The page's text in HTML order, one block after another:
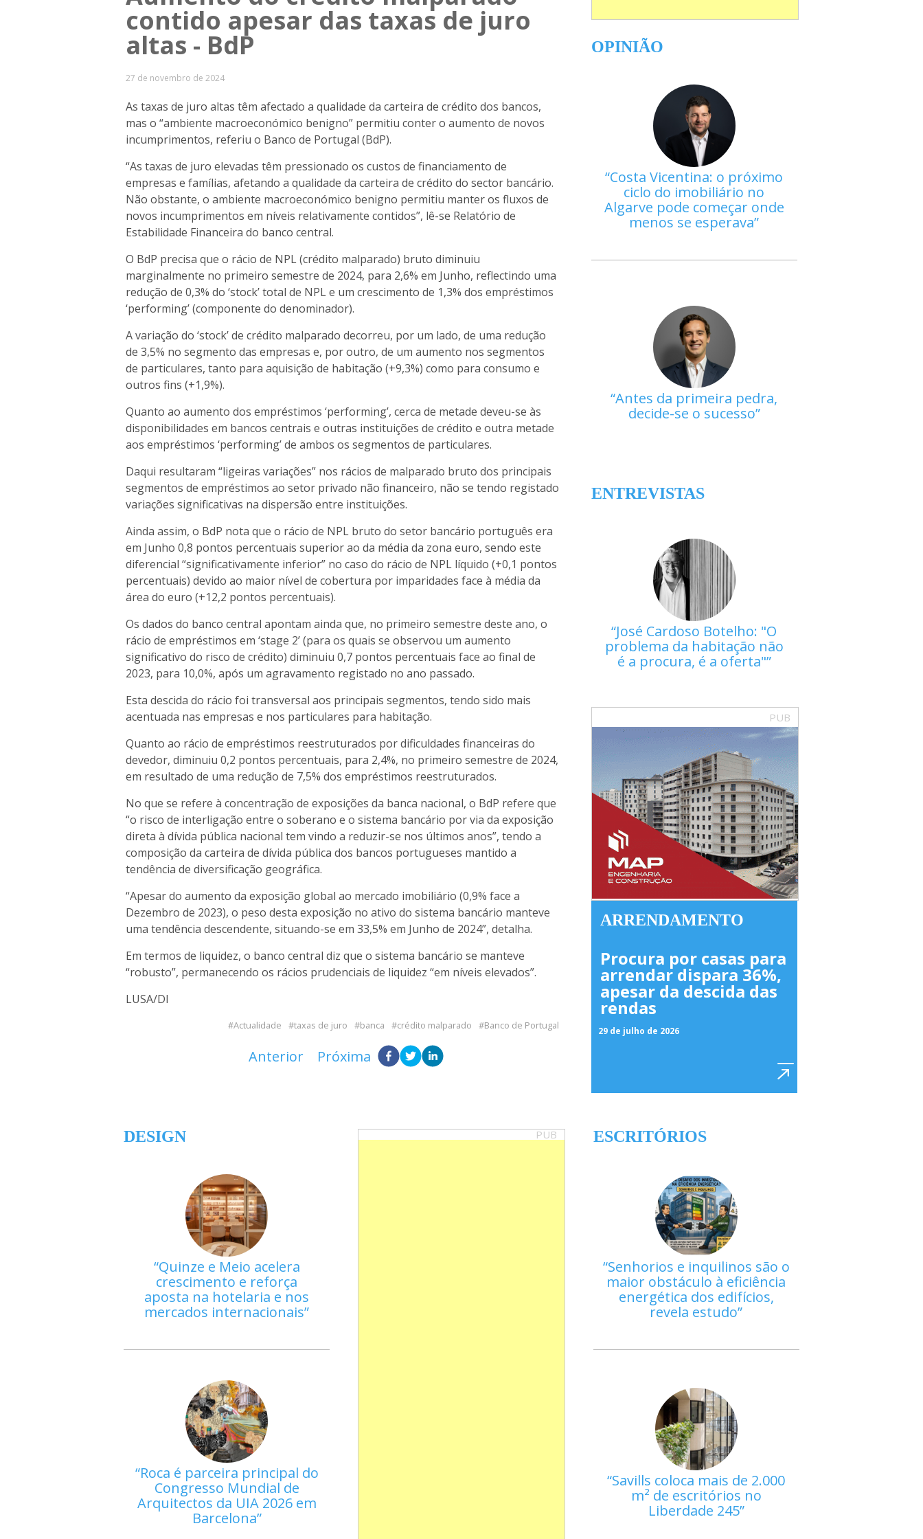
contido apesar das taxas de juro
altas - BdP
27 de novembro de 2024
As taxas de juro altas têm afectado a qualidade da carteira de crédito dos bancos,
mas o “ambiente macroeconómico benigno” permitiu conter o aumento de novos
incumprimentos, referiu o Banco de Portugal (BdP).
“As taxas de juro elevadas têm pressionado os custos de financiamento de
empresas e famílias, afetando a qualidade da carteira de crédito do sector bancário.
Não obstante, o ambiente macroeconómico benigno permitiu manter os fluxos de
novos incumprimentos em níveis relativamente contidos”, lê-se Relatório de
Estabilidade Financeira do banco central.
O BdP precisa que o rácio de NPL (crédito malparado) bruto diminuiu
marginalmente no primeiro semestre de 2024, para 2,6% em Junho, reflectindo uma
redução de 0,3% do ‘stock’ total de NPL e um crescimento de 1,3% dos empréstimos
‘performing’ (componente do denominador).
A variação do ‘stock’ de crédito malparado decorreu, por um lado, de uma redução
de 3,5% no segmento das empresas e, por outro, de um aumento nos segmentos
de particulares, tanto para aquisição de habitação (+9,3%) como para consumo e
outros fins (+1,9%).
Quanto ao aumento dos empréstimos ‘performing’, cerca de metade deveu-se às
disponibilidades em bancos centrais e outras instituições de crédito e outra metade
aos empréstimos ‘performing’ de ambos os segmentos de particulares.
Daqui resultaram “ligeiras variações” nos rácios de malparado bruto dos principais
segmentos de empréstimos ao setor privado não financeiro, não se tendo registado
variações significativas na dispersão entre instituições.
Ainda assim, o BdP nota que o rácio de NPL bruto do setor bancário português era
em Junho 0,8 pontos percentuais superior ao da média da zona euro, sendo este
diferencial “significativamente inferior” no caso do rácio de NPL líquido (+0,1 pontos
percentuais) devido ao maior nível de cobertura por imparidades face à média da
área do euro (+12,2 pontos percentuais).
Os dados do banco central apontam ainda que, no primeiro semestre deste ano, o
rácio de empréstimos em ‘stage 2’ (para os quais se observou um aumento
significativo do risco de crédito) diminuiu 0,7 pontos percentuais face ao final de
2023, para 10,0%, após um agravamento registado no ano passado.
Esta descida do rácio foi transversal aos principais segmentos, tendo sido mais
acentuada nas empresas e nos particulares para habitação.
Quanto ao rácio de empréstimos reestruturados por dificuldades financeiras do
devedor, diminuiu 0,2 pontos percentuais, para 2,4%, no primeiro semestre de 2024,
em resultado de uma redução de 7,5% dos empréstimos reestruturados.
No que se refere à concentração de exposições da banca nacional, o BdP refere que
“o risco de interligação entre o soberano e o sistema bancário por via da exposição
direta à dívida pública nacional tem vindo a reduzir-se nos últimos anos”, tendo a
composição da carteira de dívida pública dos bancos portugueses mantido a
tendência de diversificação geográfica.
“Apesar do aumento da exposição global ao mercado imobiliário (0,9% face a
Dezembro de 2023), o peso desta exposição no ativo do sistema bancário manteve
uma tendência descendente, situando-se em 33,5% em Junho de 2024”, detalha.
Em termos de liquidez, o banco central diz que o sistema bancário se manteve
“robusto”, permanecendo os rácios prudenciais de liquidez “em níveis elevados”.
LUSA/DI
Actualidade taxas de juro banca crédito malparado Banco de Portugal
Anterior Próxima
OPINIÃO
Costa Vicentina: o próximo
ciclo do imobiliário no
Algarve pode começar onde
menos se esperava
Antes da primeira pedra,
decide-se o sucesso
ENTREVISTAS
José Cardoso Botelho: "O
problema da habitação não
é a procura, é a oferta"
PUB
ARRENDAMENTO
Procura por casas para
arrendar dispara 36%,
apesar da descida das
rendas
29 de julho de 2026
DESIGN
Quinze e Meio acelera
crescimento e reforça
aposta na hotelaria e nos
mercados internacionais
Roca é parceira principal do
Congresso Mundial de
Arquitectos da UIA 2026 em
Barcelona
PUB ESCRITÓRIOS
Senhorios e inquilinos são o
maior obstáculo à eficiência
energética dos edifícios,
revela estudo
Savills coloca mais de 2.000
m² de escritórios no
Liberdade 245